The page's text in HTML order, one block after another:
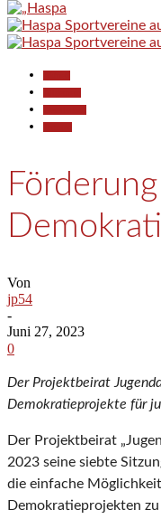
Von
jp54
-
Juni 27, 2023
0
Der Projektbeirat
Demokratieprojekte für
Der Projektbeirat
2023 seine siebte
die einfache
Demokratieprojekten